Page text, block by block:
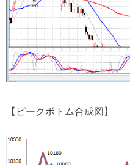
【ピークボトム合成図】